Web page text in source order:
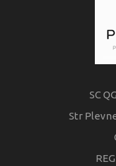
SC
Str